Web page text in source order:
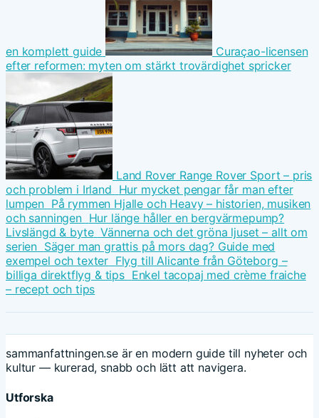
en komplett guide
Curaçao-licensen
efter reformen: myten om stärkt trovärdighet spricker
Land Rover Range Rover Sport – pris
och problem i Irland Hur mycket pengar får man efter
lumpen På rymmen Hjalle och Heavy – historien, musiken
och sanningen Hur länge håller en bergvärmepump?
Livslängd & byte Vännerna och det gröna ljuset – allt om
serien Säger man grattis på mors dag? Guide med
exempel och texter Flyg till Alicante från Göteborg –
billiga direktflyg & tips Enkel tacopaj med crème fraiche
– recept och tips
sammanfattningen.se är en modern guide till nyheter och
kultur — kurerad, snabb och lätt att navigera.
Utforska